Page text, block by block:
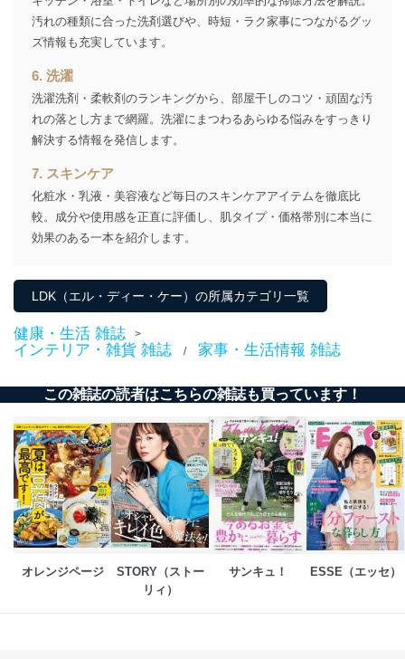
等をご利用の方の
個人情報
サービス、キャンペーン等の広告
7
SNS公式アカウン
トに登録された方
の個人情報
お問い合わせ対応、トラブル対
処、オペレーター教育など応対品
その他当社のプライバシーポリシ
※上記の利用目的のうちNo.1～5については保有個人デ
ータ（開示対象個人情報）の利用目的であり、下記4.の
開示等のご請求に対応させていただきます。
ます。
３．個人情報の第三者提供について
当社は、取得した個人情報を適切に管理し､あらかじめ
ません。ただし、次の場合は除きます。
人の生命､身体または財産の保護のために必要がある
場合であって、本人の同意を得ることが困難であると
き。
公衆衛生の向上または児童の健全な育成の推進のため
に特に必要がある場合であって、本人の同意を得るこ
とが困難である場合。
国の機関もしくは地方公共団体またはその委託を受け
た者が法令の定める事務を遂行することに対して協力
する必要がある場合であって、本人の同意を得ること
により当該事務の遂行に支障を及ぼすおそれがあると
汚れの種類に合った洗剤選びや、時短・ラク家事につながるグッ
ズ情報も充実しています。
6. 洗濯
洗濯洗剤・柔軟剤のランキングから、部屋干しのコツ・頑固な汚
れの落とし方まで網羅。洗濯にまつわるあらゆる悩みをすっきり
解決する情報を発信します。
7. スキンケア
化粧水・乳液・美容液など毎日のスキンケアアイテムを徹底比
較。成分や使用感を正直に評価し、肌タイプ・価格帯別に本当に
効果のある一本を紹介します。
LDK（エル・ディー・ケー）の所属カテゴリ一覧
健康・生活 雑誌 >
インテリア・雑貨 雑誌 / 家事・生活情報 雑誌
この雑誌の読者はこちらの雑誌も買っています！
オレンジページ
STORY（ストー
リィ）
サンキュ！ ESSE（エッセ）